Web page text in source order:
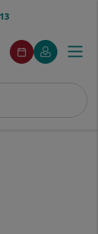
menuAcceso
Pedir
cita
Este
enlace
se
en
Mi
Quirónsalud
Este
enlace
se
en
ventana
Menú